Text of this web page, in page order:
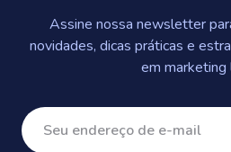
Assine nossa newsletter
novidades, dicas práticas e
em marketing